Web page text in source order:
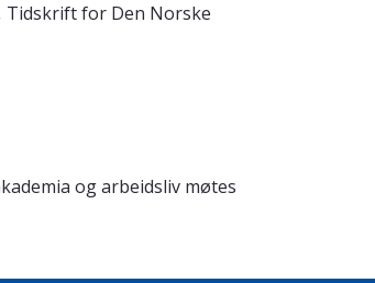
Tidskrift for Den Norske
og arbeidsliv møtes